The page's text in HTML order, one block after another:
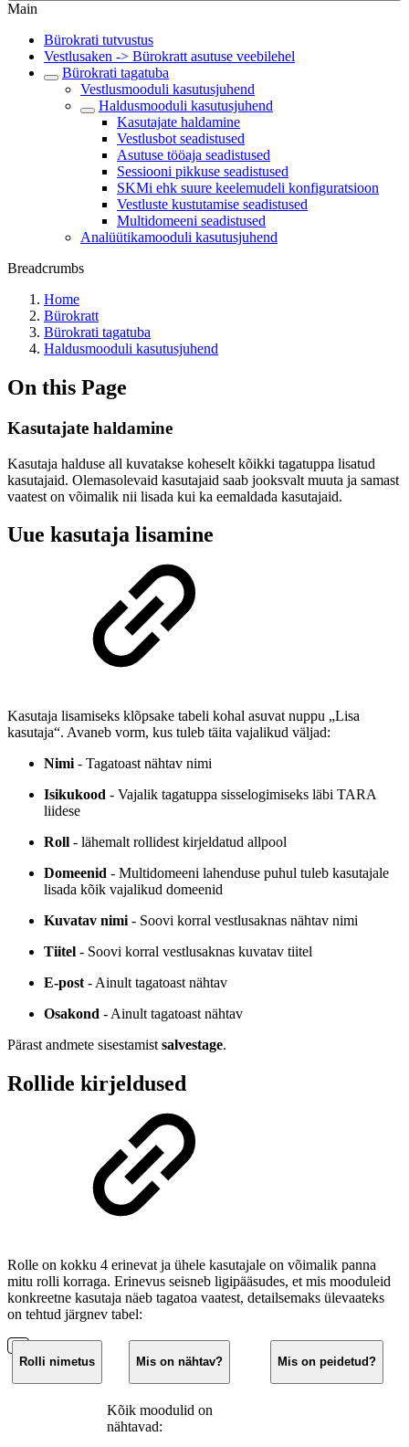
Main
Bürokrati tutvustus
Vestlusaken -> Bürokratt asutuse veebilehel
Bürokrati tagatuba
Vestlusmooduli kasutusjuhend
Haldusmooduli kasutusjuhend
Kasutajate haldamine
Vestlusbot seadistused
Asutuse tööaja seadistused
Sessiooni pikkuse seadistused
SKMi ehk suure keelemudeli konfiguratsioon
Vestluste kustutamise seadistused
Multidomeeni seadistused
Analüütikamooduli kasutusjuhend
Breadcrumbs
Home
Bürokratt
Bürokrati tagatuba
Haldusmooduli kasutusjuhend
On this Page
Kasutajate haldamine
Kasutaja halduse all kuvatakse koheselt kõikki tagatuppa lisatud
kasutajaid. Olemasolevaid kasutajaid saab jooksvalt muuta ja samast
vaatest on võimalik nii lisada kui ka eemaldada kasutajaid.
Uue kasutaja lisamine
Kasutaja lisamiseks klõpsake tabeli kohal asuvat nuppu „Lisa
kasutaja“. Avaneb vorm, kus tuleb täita vajalikud väljad:
Nimi - Tagatoast nähtav nimi
Isikukood - Vajalik tagatuppa sisselogimiseks läbi TARA
liidese
Roll - lähemalt rollidest kirjeldatud allpool
Domeenid - Multidomeeni lahenduse puhul tuleb kasutajale
lisada kõik vajalikud domeenid
Kuvatav nimi - Soovi korral vestlusaknas nähtav nimi
Tiitel - Soovi korral vestlusaknas kuvatav tiitel
E-post - Ainult tagatoast nähtav
Osakond - Ainult tagatoast nähtav
Pärast andmete sisestamist salvestage.
Rollide kirjeldused
Rolle on kokku 4 erinevat ja ühele kasutajale on võimalik panna
mitu rolli korraga. Erinevus seisneb ligipääsudes, et mis mooduleid
konkreetne kasutaja näeb tagatoa vaatest, detailsemaks ülevaateks
on tehtud järgnev tabel:
Rolli nimetus Mis on nähtav? Mis on peidetud?
Kõik moodulid on
nähtavad: